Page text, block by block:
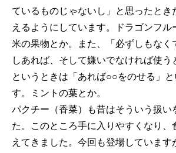
ているものじゃないし」と思ったとき
えるようにしています。ドラゴンフル
米の果物とか。また、「必ずしもなく
しあれば、そして嫌いでなければ使う
というときは「あれば○○をのせる」と
す。ミントの葉とか。
パクチー（香菜）も昔はそういう扱い
た。このところ手に入りやすくなり、
えてきました。今回も登場しています